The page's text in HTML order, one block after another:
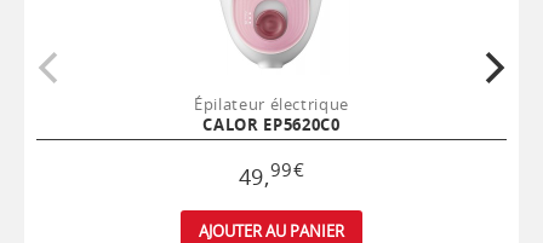
Épilateur électrique
CALOR EP5620C0
49,99€
AJOUTER AU PANIER